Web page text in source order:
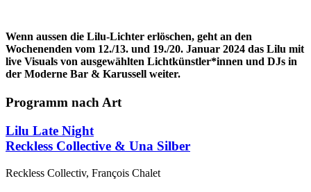
Wenn aussen die Lilu-Lichter erlöschen, geht an den
Wochenenden vom 12./13. und 19./20. Januar 2024 das Lilu mit
live Visuals von ausgewählten Lichtkünstler*innen und DJs in
der Moderne Bar & Karussell weiter.
Programm nach Art
Lilu Late Night
Reckless Collective & Una Silber
Reckless Collectiv, François Chalet